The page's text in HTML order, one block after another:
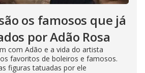
os famosos que já
por Adão Rosa
com Adão e a vida do artista
favoritos de boleiros e famosos.
figuras tatuadas por ele